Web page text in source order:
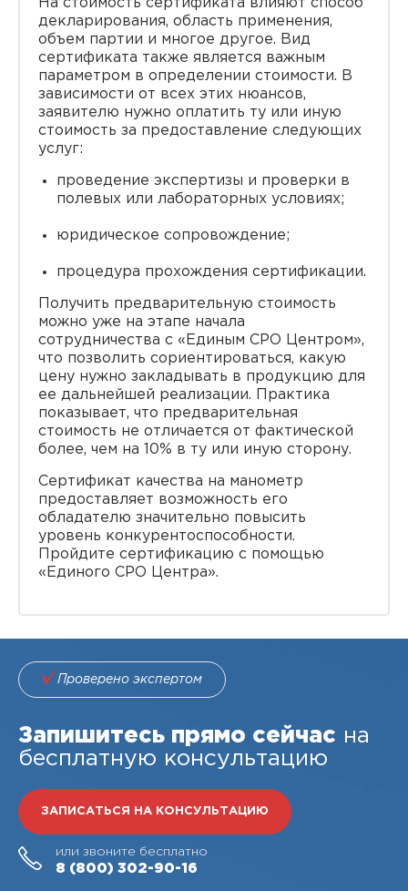
На стоимость сертификата влияют способ
декларирования, область применения,
объем партии и многое другое. Вид
сертификата также является важным
параметром в определении стоимости. В
зависимости от всех этих нюансов,
заявителю нужно оплатить ту или иную
стоимость за предоставление следующих
услуг:
проведение экспертизы и проверки в
полевых или лабораторных условиях;
юридическое сопровождение;
процедура прохождения сертификации.
Получить предварительную стоимость
можно уже на этапе начала
сотрудничества с «Единым СРО Центром»,
что позволить сориентироваться, какую
цену нужно закладывать в продукцию для
ее дальнейшей реализации. Практика
показывает, что предварительная
стоимость не отличается от фактической
более, чем на 10% в ту или иную сторону.
Сертификат качества на манометр
предоставляет возможность его
обладателю значительно повысить
уровень конкурентоспособности.
Пройдите сертификацию с помощью
«Единого СРО Центра».
Проверено экспертом
Запишитесь прямо сейчас на
бесплатную консультацию
ЗАПИСАТЬСЯ НА КОНСУЛЬТАЦИЮ
или звоните бесплатно
8 (800) 302-90-16